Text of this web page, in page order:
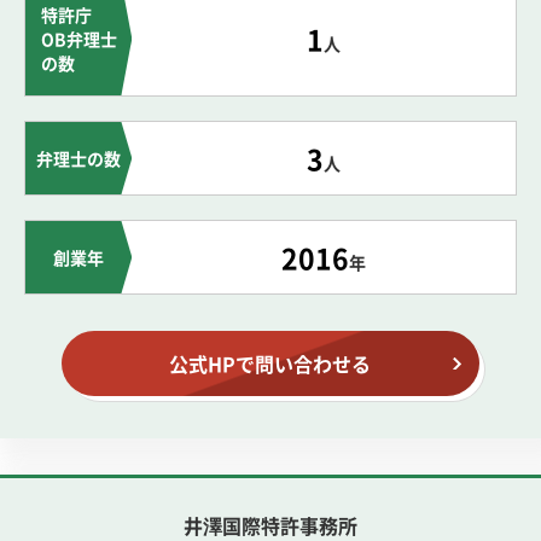
特許庁
OB弁理士
の数
1人
弁理士の数 3人
創業年 2016年
公式HPで問い合わせる
井澤国際特許事務所